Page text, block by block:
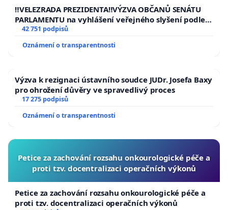
republiky
‼️VELEZRADA PREZIDENTA‼️VÝZVA OBČANŮ SENÁTU
PARLAMENTU na vyhlášení veřejného slyšení podle §
144 jednacího řádu Senátu k návrhu na přijetí
republiky
42 751 podpisů
Oznámení o transparentnosti
Výzva k rezignaci ústavního soudce JUDr. Josefa Baxy
pro ohrožení důvěry ve spravedlivý proces
17 275 podpisů
Oznámení o transparentnosti
Petice za zachování rozsahu onkourologické péče a
proti tzv. docentralizaci operačních výkonů
Petice za zachování rozsahu onkourologické péče a
proti tzv. docentralizaci operačních výkonů